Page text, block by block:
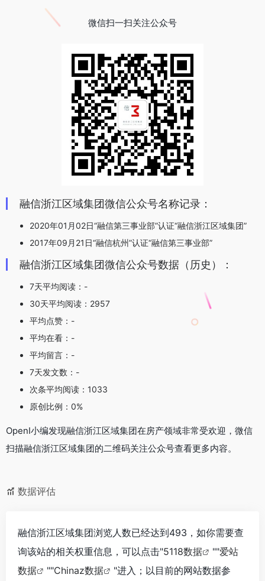
微信扫一扫关注公众号
融信浙江区域集团微信公众号名称记录：
2020年01月02日“融信第三事业部”认证“融信浙江区域集团”
2017年09月21日“融信杭州”认证“融信第三事业部”
融信浙江区域集团微信公众号数据（历史）：
7天平均阅读：-
30天平均阅读：2957
平均点赞：-
平均在看：-
平均留言：-
7天发文数：-
次条平均阅读：1033
原创比例：0%
OpenI小编发现融信浙江区域集团在房产领域非常受欢迎，微信
扫描融信浙江区域集团的二维码关注公众号查看更多内容。
数据评估
融信浙江区域集团浏览人数已经达到493，如你需要查
询该站的相关权重信息，可以点击"5118数据 ""爱站
数据
""Chinaz数据
"进入；以目前的网站数据参